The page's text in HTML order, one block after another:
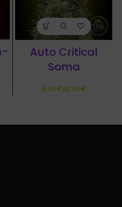
Auto Critical
Soma
€ €